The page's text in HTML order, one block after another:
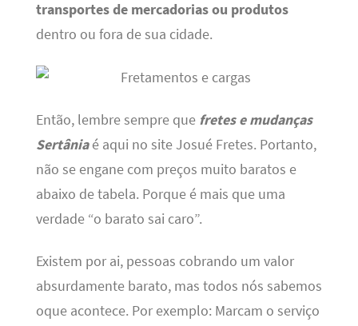
transportes de mercadorias ou produtos
dentro ou fora de sua cidade.
Então, lembre sempre que fretes e mudanças
Sertâniaé aqui no site Josué Fretes. Portanto,
não se engane com preços muito baratos e
abaixo de tabela. Porque é mais que uma
verdade “o barato sai caro”.
Existem por ai, pessoas cobrando um valor
absurdamente barato, mas todos nós sabemos
oque acontece. Por exemplo: Marcam o serviço